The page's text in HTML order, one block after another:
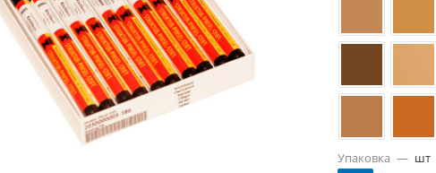
Упаковка — шт